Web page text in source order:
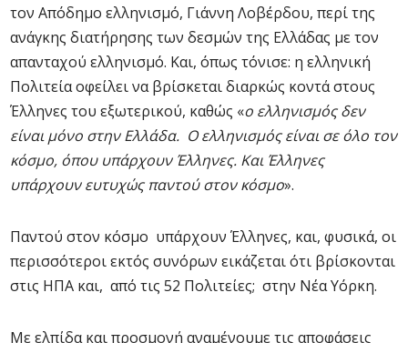
τον Απόδημο ελληνισμό, Γιάννη Λοβέρδου, περί της
ανάγκης διατήρησης των δεσμών της Ελλάδας με τον
απανταχού ελληνισμό. Και, όπως τόνισε: η ελληνική
Πολιτεία οφείλει να βρίσκεται διαρκώς κοντά στους
Έλληνες του εξωτερικού, καθώς «ο ελληνισμός δεν
είναι μόνο στην Ελλάδα. Ο ελληνισμός είναι σε όλο τον
κόσμο, όπου υπάρχουν Έλληνες. Και Έλληνες
υπάρχουν ευτυχώς παντού στον κόσμο».
Παντού στον κόσμο υπάρχουν Έλληνες, και, φυσικά, οι
περισσότεροι εκτός συνόρων εικάζεται ότι βρίσκονται
στις ΗΠΑ και, από τις 52 Πολιτείες; στην Νέα Υόρκη.
Με ελπίδα και προσμονή αναμένουμε τις αποφάσεις